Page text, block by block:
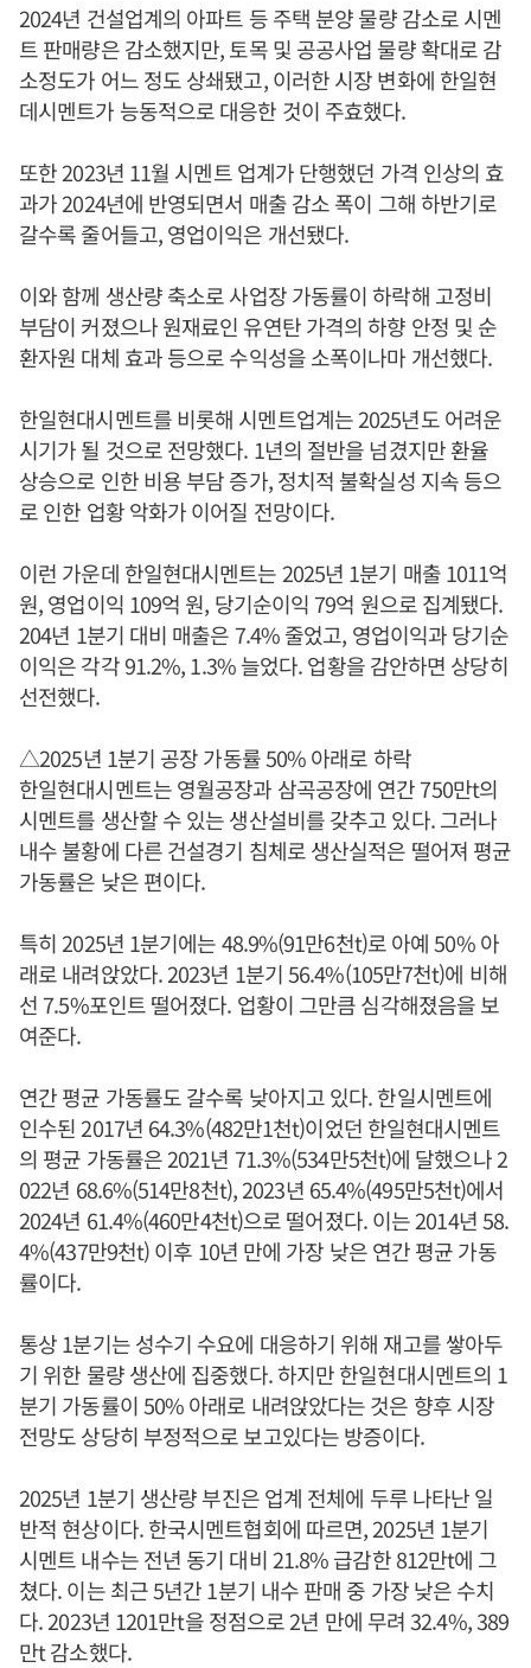
2024년 건설업계의 아파트 등 주택 분양 물량 감소로 시멘
트 판매량은 감소했지만, 토목 및 공공사업 물량 확대로 감
소정도가 어느 정도 상쇄됐고, 이러한 시장 변화에 한일현
데시멘트가 능동적으로 대응한 것이 주효했다.
또한 2023년 11월 시멘트 업계가 단행했던 가격 인상의 효
과가 2024년에 반영되면서 매출 감소 폭이 그해 하반기로
갈수록 줄어들고, 영업이익은 개선됐다.
이와 함께 생산량 축소로 사업장 가동률이 하락해 고정비
부담이 커졌으나 원재료인 유연탄 가격의 하향 안정 및 순
환자원 대체 효과 등으로 수익성을 소폭이나마 개선했다.
한일현대시멘트를 비롯해 시멘트업계는 2025년도 어려운
시기가 될 것으로 전망했다. 1년의 절반을 넘겼지만 환율
상승으로 인한 비용 부담 증가, 정치적 불확실성 지속 등으
로 인한 업황 악화가 이어질 전망이다.
이런 가운데 한일현대시멘트는 2025년 1분기 매출 1011억
원, 영업이익 109억 원, 당기순이익 79억 원으로 집계됐다.
204년 1분기 대비 매출은 7.4% 줄었고, 영업이익과 당기순
이익은 각각 91.2%, 1.3% 늘었다. 업황을 감안하면 상당히
선전했다.
△2025년 1분기 공장 가동률 50% 아래로 하락
한일현대시멘트는 영월공장과 삼곡공장에 연간 750만t의
시멘트를 생산할 수 있는 생산설비를 갖추고 있다. 그러나
내수 불황에 다른 건설경기 침체로 생산실적은 떨어져 평균
가동률은 낮은 편이다.
특히 2025년 1분기에는 48.9%(91만6천t)로 아예 50% 아
래로 내려앉았다. 2023년 1분기 56.4%(105만7천t)에 비해
선 7.5%포인트 떨어졌다. 업황이 그만큼 심각해졌음을 보
여준다.
연간 평균 가동률도 갈수록 낮아지고 있다. 한일시멘트에
인수된 2017년 64.3%(482만1천t)이었던 한일현대시멘트
의 평균 가동률은 2021년 71.3%(534만5천t)에 달했으나 2
022년 68.6%(514만8천t), 2023년 65.4%(495만5천t)에서
2024년 61.4%(460만4천t)으로 떨어졌다. 이는 2014년 58.
4%(437만9천t) 이후 10년 만에 가장 낮은 연간 평균 가동
률이다.
통상 1분기는 성수기 수요에 대응하기 위해 재고를 쌓아두
기 위한 물량 생산에 집중했다. 하지만 한일현대시멘트의 1
분기 가동률이 50% 아래로 내려앉았다는 것은 향후 시장
전망도 상당히 부정적으로 보고있다는 방증이다.
2025년 1분기 생산량 부진은 업계 전체에 두루 나타난 일
반적 현상이다. 한국시멘트협회에 따르면, 2025년 1분기
시멘트 내수는 전년 동기 대비 21.8% 급감한 812만t에 그
쳤다. 이는 최근 5년간 1분기 내수 판매 중 가장 낮은 수치
다. 2023년 1201만t을 정점으로 2년 만에 무려 32.4%, 389
만t 감소했다.